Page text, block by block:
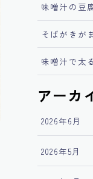
味噌汁の豆
そばがきが
味噌汁で太
アーカ
2026年6月
2026年5月